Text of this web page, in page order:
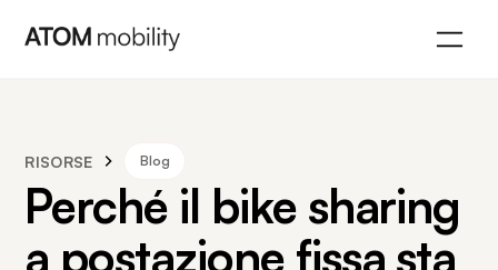
RISORSE Blog
Perché il bike sharing
a postazione fissa sta